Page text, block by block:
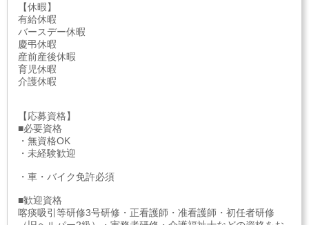
【休暇】
有給休暇
バースデー休暇
慶弔休暇
産前産後休暇
育児休暇
介護休暇
【応募資格】
■必要資格
・無資格OK
・未経験歓迎
・車・バイク免許必須
■歓迎資格
喀痰吸引等研修3号研修・正看護師・准看護師・初任者研修